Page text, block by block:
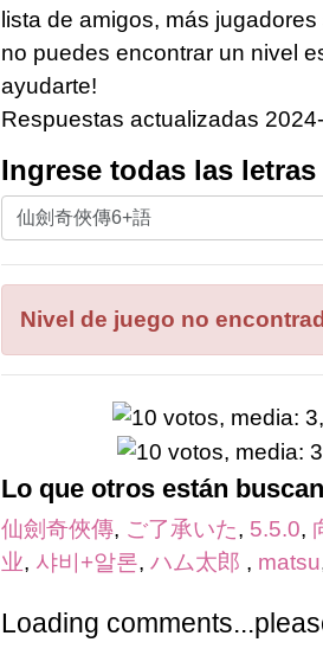
lista de amigos, más
no puedes encontrar un nivel
ayudarte!
Respuestas actualizadas
Ingrese todas las
Ingrese
todas
letras
rompecabezas:
Nivel de juego no
Lo que otros están
仙劍奇俠傳, ご了承いた, 5.5.0,
业, 샤비+알론, ハム太郎 , matsu
Loading